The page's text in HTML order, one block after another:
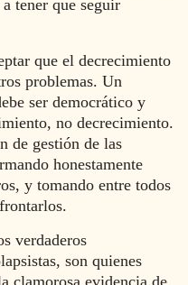
tener que seguir
que el decrecimiento
problemas. Un
ser democrático y
no decrecimiento.
de gestión de las
honestamente
y tomando entre todos
verdaderos
son quienes